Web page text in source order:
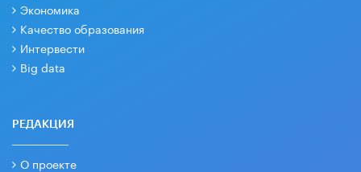
Экономика
Качество образования
Интервести
Big data
РЕДАКЦИЯ
О проекте